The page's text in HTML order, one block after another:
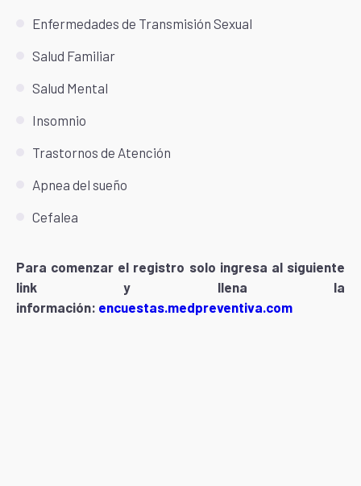
Enfermedades de Transmisión Sexual
Salud Familiar
Salud Mental
Insomnio
Trastornos de Atención
Apnea del sueño
Cefalea
Para comenzar el registro solo ingresa al siguiente
link y llena la
información: encuestas.medpreventiva.com